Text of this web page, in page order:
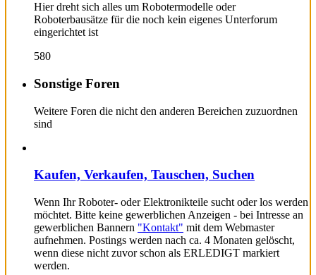
Hier dreht sich alles um Robotermodelle oder
Roboterbausätze für die noch kein eigenes Unterforum
eingerichtet ist
580
Sonstige Foren
Weitere Foren die nicht den anderen Bereichen zuzuordnen
sind
Kaufen, Verkaufen, Tauschen, Suchen
Wenn Ihr Roboter- oder Elektronikteile sucht oder los werden
möchtet. Bitte keine gewerblichen Anzeigen - bei Intresse an
gewerblichen Bannern "Kontakt" mit dem Webmaster
aufnehmen. Postings werden nach ca. 4 Monaten gelöscht,
wenn diese nicht zuvor schon als ERLEDIGT markiert
werden.